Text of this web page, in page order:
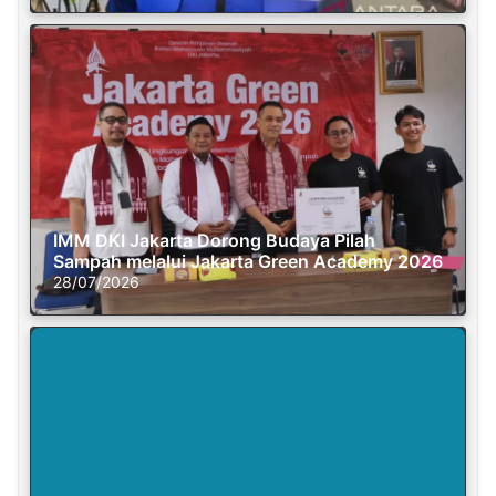
IMM DKI Jakarta Dorong Budaya Pilah
Sampah melalui Jakarta Green Academy 2026
28/07/2026